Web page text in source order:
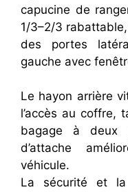
capucine de
1/3–2/3
des portes
gauche avec
Le hayon arrière
l’accès au coffre,
bagage à deux
d’attache
véhicule.
La sécurité et la